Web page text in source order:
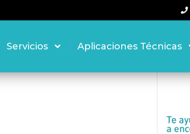
Servicios Aplicaciones Técnicas